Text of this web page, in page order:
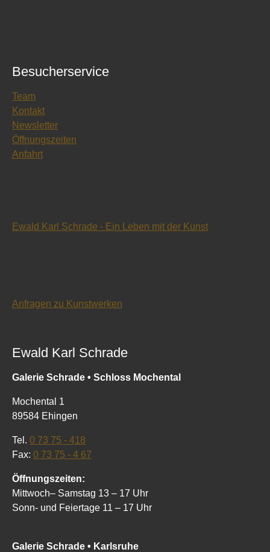
Besucherservice
Team
Kontakt
Newsletter
Öffnungszeiten
Anfahrt
Ewald Karl Schrade - Ein Leben mit der Kunst
Anfragen zu Kunstwerken
Ewald Karl Schrade
Galerie Schrade • Schloss Mochental
Mochental 1
89584 Ehingen
Tel. 0 73 75 - 418
Fax: 0 73 75 - 4 67
Öffnungszeiten:
Mittwoch– Samstag 13 – 17 Uhr
Sonn- und Feiertage 11 – 17 Uhr
Galerie Schrade • Karlsruhe